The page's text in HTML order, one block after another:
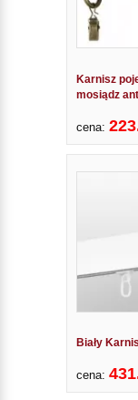
Karnisz
mosiądz
cena:
Biały
cena: